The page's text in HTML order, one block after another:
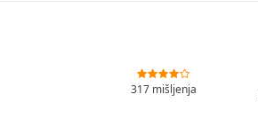
317 mišljenja